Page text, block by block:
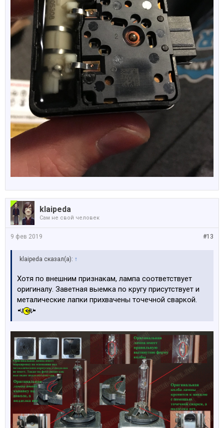
klaipeda
Сам не свой человек
#13
9 фев 2019
klaipeda сказал(а): ↑
Хотя по внешним признакам, лампа соответствует
оригиналу. Заветная выемка по кругу присутствует и
металические лапки прихвачены точечной сваркой.